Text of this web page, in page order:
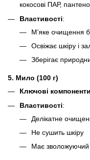
кокосові ПАР,
Властивості:
М’яке очищення
Освіжає шкіру і
Зберігає
5. Мило (100 г)
Ключові компоненти
Властивості:
Делікатне
Не сушить шкіру
Має зволожуючий